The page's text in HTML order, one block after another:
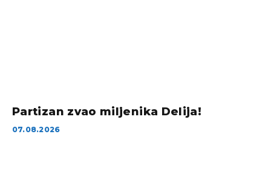
Partizan zvao miljenika Delija!
07.08.2026